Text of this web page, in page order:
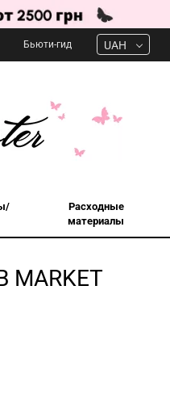
Бьюти-гид UAH
Расходные
материалы
MARKET